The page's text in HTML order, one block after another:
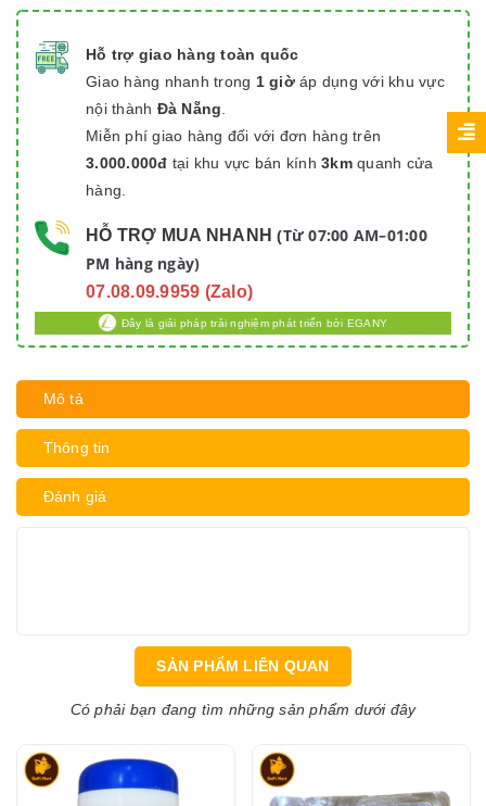
Hỗ trợ giao hàng toàn quốc
Giao hàng nhanh trong 1 giờáp dụng với khu vực
nội thành Đà Nẵng
Miễn phí giao hàng đối với đơn hàng trên
3.000.000đ tại khu vực bán kính 3kmquanh cửa
hàng.
HỖ TRỢ MUA NHANH (Từ 07:00 AM–01:00
PM hàng ngày)
07.08.09.9959 (Zalo)
Đây là giải pháp trải nghiệm phát triển bởi EGANY
Mô tả
Thông tin
Đánh giá
SẢN PHẨM LIÊN QUAN
Có phải bạn đang tìm những sản phẩm dưới đây